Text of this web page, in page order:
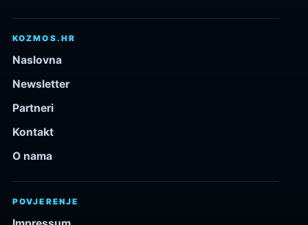
KOZMOS.HR
Naslovna
Newsletter
Partneri
Kontakt
O nama
POVJERENJE